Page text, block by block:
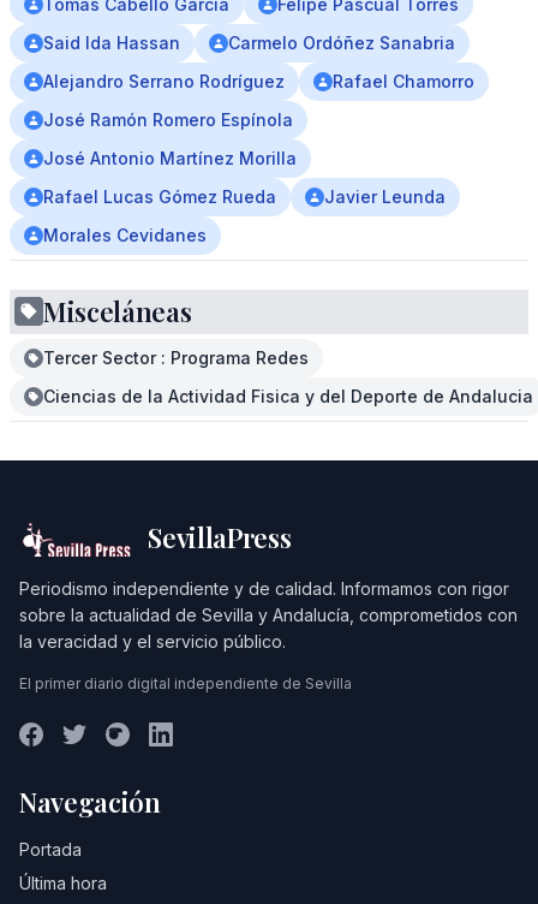
Tomás Cabello García
Felipe Pascual Torres
Said Ida Hassan
Carmelo Ordóñez Sanabria
Alejandro Serrano Rodríguez
Rafael Chamorro
José Ramón Romero Espínola
José Antonio Martínez Morilla
Rafael Lucas Gómez Rueda
Javier Leunda
Morales Cevidanes
Misceláneas
Tercer Sector : Programa Redes
Ciencias de la Actividad Fisica y del Deporte de Andalucia
SevillaPress
Periodismo independiente y de calidad. Informamos con rigor
sobre la actualidad de Sevilla y Andalucía, comprometidos con
la veracidad y el servicio público.
El primer diario digital independiente de Sevilla
Navegación
Portada
Última hora